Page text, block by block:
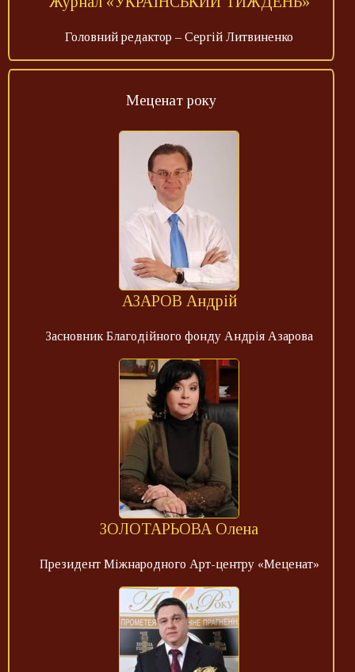
Головний редактор – Сергій Литвиненко
Меценат року
АЗАРОВ Андрій
Засновник Благодійного фонду Андрія Азарова
ЗОЛОТАРЬОВА Олена
Президент Міжнародного Арт-центру «Меценат»